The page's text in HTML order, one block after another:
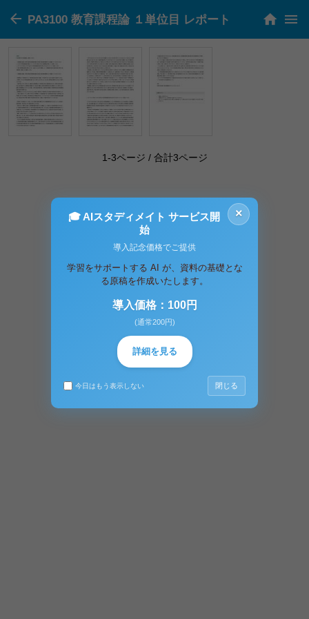
PA3100 教育課程論 １単位目 レポート
1-3ページ / 合計3ページ
×
🎓 AIスタディメイト サービス開
始
導入記念価格でご提供
学習をサポートする AI が、資料の基礎とな
る原稿を作成いたします。
導入価格：100円
(通常200円)
詳細を見る
今日はもう表示しない 閉じる